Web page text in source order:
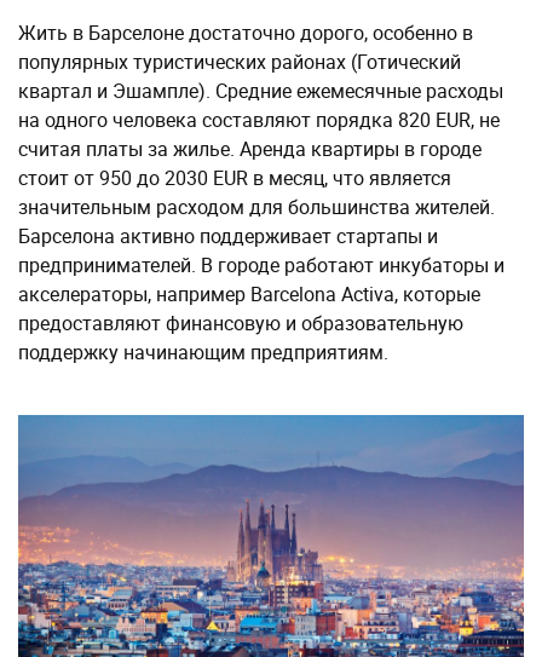
Жить в Барселоне достаточно дорого, особенно в
популярных туристических районах (Готический
квартал и Эшампле). Средние ежемесячные расходы
на одного человека составляют порядка 820 EUR, не
считая платы за жилье. Аренда квартиры в городе
стоит от 950 до 2030 EUR в месяц, что является
значительным расходом для большинства жителей.
Барселона активно поддерживает стартапы и
предпринимателей. В городе работают инкубаторы и
акселераторы, например Barcelona Activa, которые
предоставляют финансовую и образовательную
поддержку начинающим предприятиям.